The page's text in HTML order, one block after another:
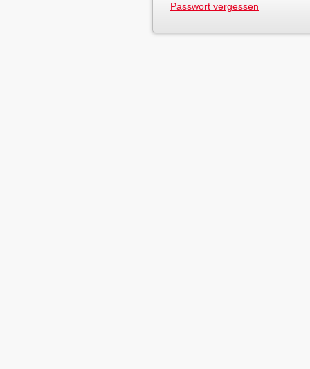
Passwort vergessen